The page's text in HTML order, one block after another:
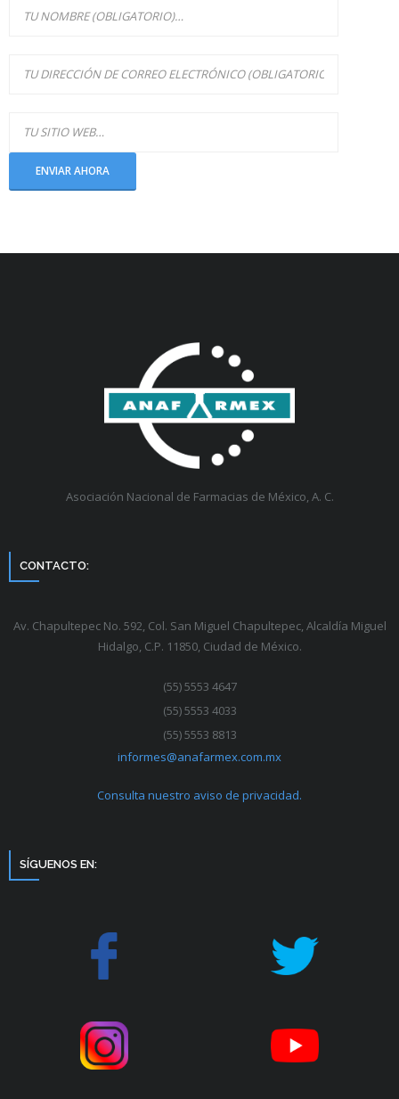
Asociación Nacional de Farmacias de México, A. C.
CONTACTO:
Av. Chapultepec No. 592, Col. San Miguel Chapultepec, Alcaldía Miguel
Hidalgo, C.P. 11850, Ciudad de México.
(55) 5553 4647
(55) 5553 4033
(55) 5553 8813
informes@anafarmex.com.mx
Consulta nuestro aviso de privacidad.
SÍGUENOS EN: